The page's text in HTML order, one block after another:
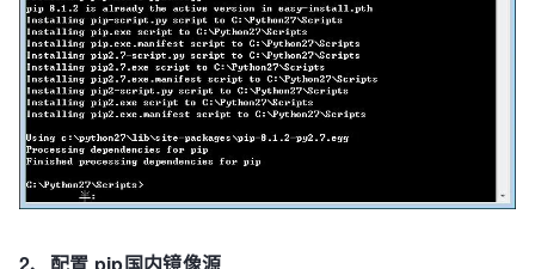
2、配置 pip国内镜像源